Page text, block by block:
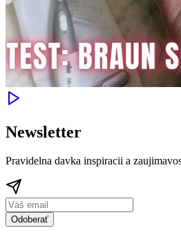
Newsletter
Pravidelna davka inspiracii a
Odoberať